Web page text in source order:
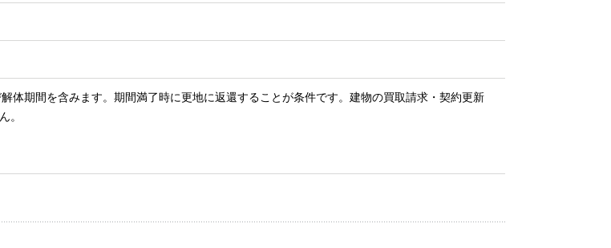
体期間を含みます。期間満了時に更地に返還することが条件です。建物の買取請求・契約更新
。